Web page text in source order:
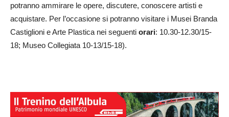
potranno ammirare le opere, discutere, conoscere artisti e
acquistare. Per l’occasione si potranno visitare i Musei Branda
Castiglioni e Arte Plastica nei seguenti orari: 10.30-12.30/15-
18; Museo Collegiata 10-13/15-18).